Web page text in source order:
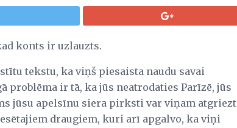
konts ir uzlauzts.
tekstu, ka viņš piesaista naudu savai
problēma ir tā, ka jūs neatrodaties Parīzē, jūs
jūsu apelsīnu siera pirksti var viņam atgriezt
draugiem, kuri arī apgalvo, ka viņi